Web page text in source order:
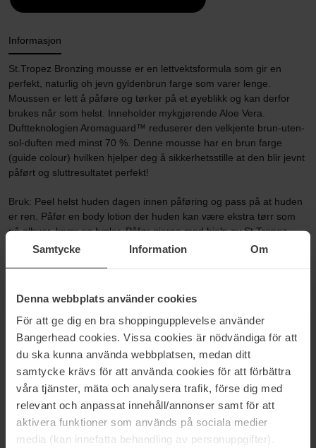
Samtycke Information Om
Denna webbplats använder cookies
För att ge dig en bra shoppingupplevelse använder
Bangerhead cookies. Vissa cookies är nödvändiga för att
du ska kunna använda webbplatsen, medan ditt
samtycke krävs för att använda cookies för att förbättra
våra tjänster, mäta och analysera trafik, förse dig med
relevant och anpassat innehåll/annonser samt för att
aktivera funktioner som används på sociala medier
media (kan innefatta behandling av personuppgifter).
Informasjon
St.Tropez Bronzing mousse er en lettvektsformula som gir en
perfekt, naturlig oh jevn gyldenbrun farge som varer lenge.
Moussen er lett å påføre og tørker på et øyeblikk og kan derfor
brukes når som helst. Inneholder mykgjørende Aloe Vera.
Duftteknologien Aromaguard™ reduserer den velkjente brun-uten-
sol-duften med minst 70 %. Denne mousse har en brun farge
(guide colour) hvilken hjelper deg å sikkerhetsstille at den blir jevnt
påført og sluttresultatet perfekt!
Bruk: Peel helst huden dagen innen påføring og pass på at huden
er ren. Påfør en body lotion der huden kan være ekstra tørr som
på albuer, knær og hæler. Påfør gjerne med hjelp av St.Tropez
applikasjonshandske og la moussen virke i minst 4-12 timer eller
Artikkelnummer: 33176
Kategorier:
Hjem
Hudpleie
Solprodukter
Selvbruning
Kropp
Self Tan